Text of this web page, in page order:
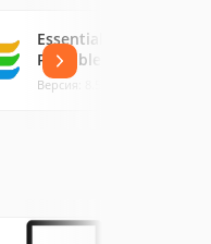
EssentialPIM Free
Portable
Версия: 8.51 (15.58 МБ)